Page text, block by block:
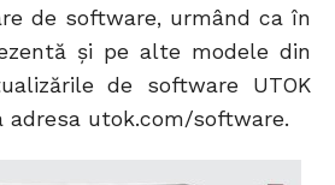
de software, urmând ca în
și pe alte modele din
de software UTOK
utok.com/software.